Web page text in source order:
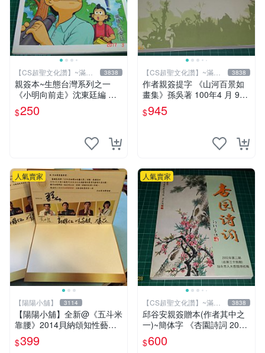
【CS超聖文化讚】~滿千
元送運
3838
親簽本~生態台灣系列之一
《小明向前走》沈東廷編 東
廷漫畫工作室 民國92年 大本
【CS 超聖文化讚】
$250
【CS超聖文化讚】~滿千
元送運
3838
作者親簽提字 《山河百景如
畫集》孫吳著 100年4 月 9成
新 【CS超聖文化讚】
$945
人氣賣家
【陽陽小舖】 3114
【陽陽小舖】全新@《五斗米
靠腰》2014貝納頌知性藝文
季 演員親筆簽名邀請函(馬克
黃迪揚 郭耀仁 林家麒 蔡亘
$399
人氣賣家
【CS超聖文化讚】~滿千
元送運
3838
邱谷安親簽贈本(作者其中之
一)~簡体字 《杏園詩詞 2002
年第二期 》汕頭市人大杏園
$600